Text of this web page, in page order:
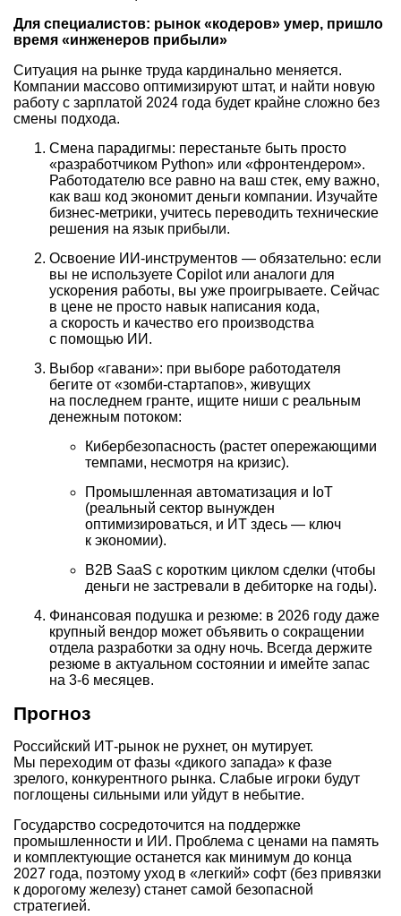
Для специалистов: рынок «кодеров» умер, пришло
время «инженеров прибыли»
Ситуация на рынке труда кардинально меняется.
Компании массово оптимизируют штат, и найти новую
работу с зарплатой 2024 года будет крайне сложно без
смены подхода.
Смена парадигмы: перестаньте быть просто
«разработчиком Python» или «фронтендером».
Работодателю все равно на ваш стек, ему важно,
как ваш код экономит деньги компании. Изучайте
бизнес-метрики, учитесь переводить технические
решения на язык прибыли.
Освоение ИИ-инструментов — обязательно: если
вы не используете Copilot или аналоги для
ускорения работы, вы уже проигрываете. Сейчас
в цене не просто навык написания кода,
а скорость и качество его производства
с помощью ИИ.
Выбор «гавани»: при выборе работодателя
бегите от «зомби-стартапов», живущих
на последнем гранте, ищите ниши с реальным
денежным потоком:
Кибербезопасность (растет опережающими
темпами, несмотря на кризис).
Промышленная автоматизация и IoT
(реальный сектор вынужден
оптимизироваться, и ИТ здесь — ключ
к экономии).
B2B SaaS с коротким циклом сделки (чтобы
деньги не застревали в дебиторке на годы).
Финансовая подушка и резюме: в 2026 году даже
крупный вендор может объявить о сокращении
отдела разработки за одну ночь. Всегда держите
резюме в актуальном состоянии и имейте запас
на 3-6 месяцев.
Прогноз
Российский ИТ-рынок не рухнет, он мутирует.
Мы переходим от фазы «дикого запада» к фазе
зрелого, конкурентного рынка. Слабые игроки будут
поглощены сильными или уйдут в небытие.
Государство сосредоточится на поддержке
промышленности и ИИ. Проблема с ценами на память
и комплектующие останется как минимум до конца
2027 года, поэтому уход в «легкий» софт (без привязки
к дорогому железу) станет самой безопасной
стратегией.